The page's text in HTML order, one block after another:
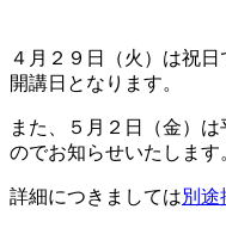
４月２９日（火）は祝
開講日となります。
また、５月２日（金）
のでお知らせいたします
詳細につきましては別途